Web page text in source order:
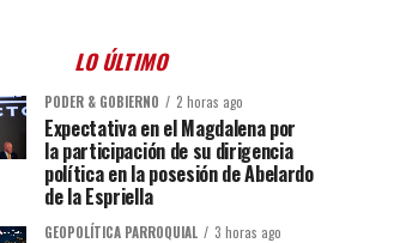
LO ÚLTIMO
PODER & GOBIERNO 2 horas ago
Expectativa en el Magdalena por
la participación de su dirigencia
política en la posesión de Abelardo
de la Espriella
GEOPOLÍTICA PARROQUIAL 3 horas ago